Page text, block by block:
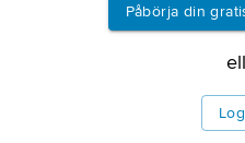
Information
Påbörja din